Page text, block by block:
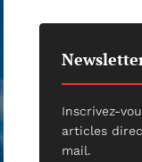
Inscrivez-
articles
mail.